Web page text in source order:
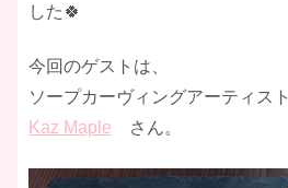
した🍀
今回のゲストは、
ソープカーヴィングアーティスト
Kaz Maple さん。